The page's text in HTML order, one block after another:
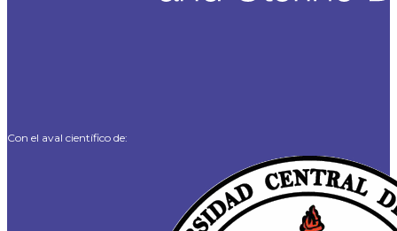
Con el aval científico de: